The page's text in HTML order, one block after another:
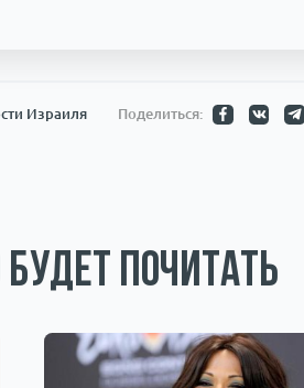
Израиля Поделиться:
почитать